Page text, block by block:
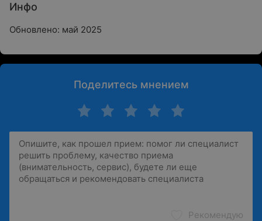
Инфо
Обновлено: май 2025
Поделитесь мнением
Рекомендую